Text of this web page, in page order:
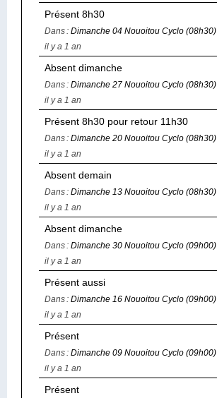
Présent 8h30
Dans : Dimanche 04 Nouoitou Cyclo (08h30)
il y a 1 an
Absent dimanche
Dans : Dimanche 27 Nouoitou Cyclo (08h30)
il y a 1 an
Présent 8h30 pour retour 11h30
Dans : Dimanche 20 Nouoitou Cyclo (08h30)
il y a 1 an
Absent demain
Dans : Dimanche 13 Nouoitou Cyclo (08h30)
il y a 1 an
Absent dimanche
Dans : Dimanche 30 Nouoitou Cyclo (09h00)
il y a 1 an
Présent aussi
Dans : Dimanche 16 Nouoitou Cyclo (09h00)
il y a 1 an
Présent
Dans : Dimanche 09 Nouoitou Cyclo (09h00)
il y a 1 an
Présent